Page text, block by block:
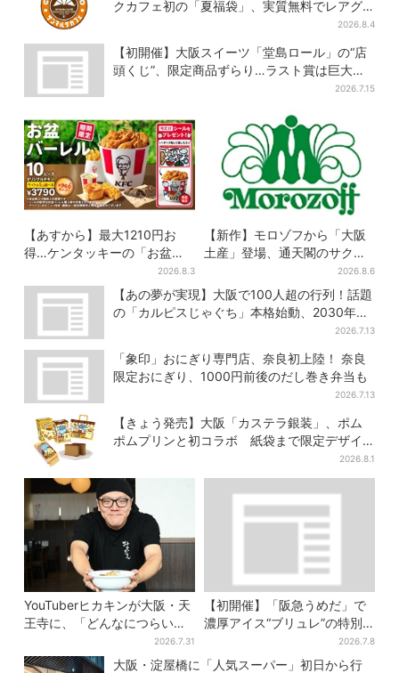
クカフェ初の「夏福袋」、実質無料でレアグ
2026.8.4
【初開催】大阪スイーツ「堂島ロール」の“店
頭くじ”、限定商品ずらり…ラスト賞は巨大ル
2026.7.15
【あすから】最大1210円お
得…ケンタッキーの「お盆パ
ック」、2週間だけ！数量限定
シール付き
2026.8.3
【新作】モロゾフから「大阪
土産」登場、通天閣のサクサ
クスイーツ 6カ所で順次発売
2026.8.6
【あの夢が実現】大阪で100人超の行列！話題
の「カルピスじゃぐち」本格始動、2030年ま
2026.7.13
「象印」おにぎり専門店、奈良初上陸！ 奈良
限定おにぎり、1000円前後のだし巻き弁当も
2026.7.13
【きょう発売】大阪「カステラ銀装」、ポム
ポムプリンと初コラボ 紙袋まで限定デザイ
2026.8.1
YouTuberヒカキンが大阪・天
王寺に、「どんなにつらい時
でも…」ラーメン愛＆兄セイ
キンとの思い出を語る
2026.7.31
【初開催】「阪急うめだ」で
濃厚アイス“ブリュレ”の特別
版、ここだけのメニューは各
日50個まで
2026.7.8
大阪・淀屋橋に「人気スーパー」初日から行